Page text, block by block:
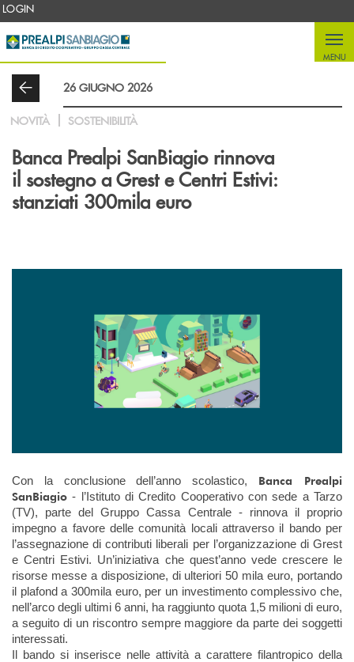
Salta al contenuto principale
LOGIN
MENU
26 GIUGNO 2026
NOVITÀ SOSTENIBILITÀ
Banca Prealpi SanBiagio rinnova
il sostegno a Grest e Centri Estivi:
stanziati 300mila euro
Con la conclusione dell’anno scolastico, Banca Prealpi
SanBiagio - l’Istituto di Credito Cooperativo con sede a Tarzo
(TV), parte del Gruppo Cassa Centrale - rinnova il proprio
impegno a favore delle comunità locali attraverso il bando per
l’assegnazione di contributi liberali per l’organizzazione di Grest
e Centri Estivi. Un’iniziativa che quest’anno vede crescere le
risorse messe a disposizione, di ulteriori 50 mila euro, portando
il plafond a 300mila euro, per un investimento complessivo che,
nell’arco degli ultimi 6 anni, ha raggiunto quota 1,5 milioni di euro,
a seguito di un riscontro sempre maggiore da parte dei soggetti
interessati.
Il bando si inserisce nelle attività a carattere filantropico della